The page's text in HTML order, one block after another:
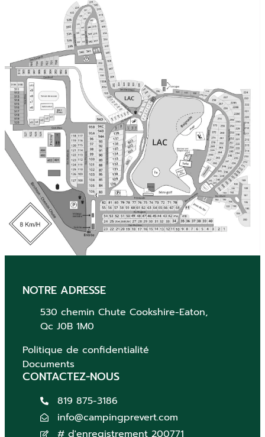
NOTRE ADRESSE
530 chemin Chute Cookshire-Eaton,
Qc J0B 1M0
Politique de confidentialité
Documents
CONTACTEZ-NOUS
819 875-3186
info@campingprevert.com